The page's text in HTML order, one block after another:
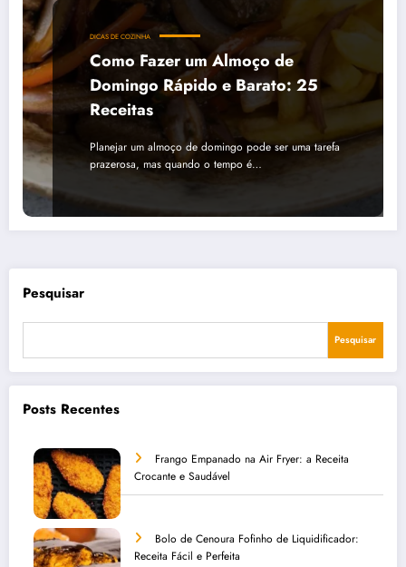
DICAS DE COZINHA
Como Fazer um Almoço de
Domingo Rápido e Barato: 25
Receitas
Planejar um almoço de domingo pode ser uma tarefa
prazerosa, mas quando o tempo é…
Pesquisar
Pesquisar
Posts Recentes
Frango Empanado na Air Fryer: a Receita
Crocante e Saudável
Bolo de Cenoura Fofinho de Liquidificador:
Receita Fácil e Perfeita